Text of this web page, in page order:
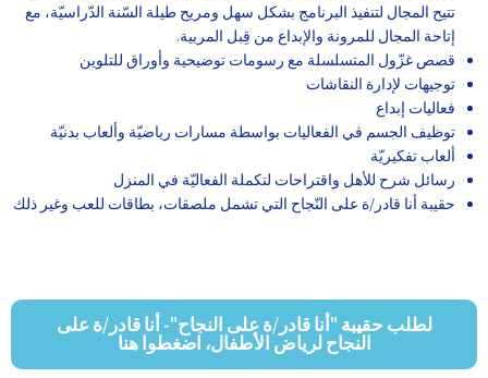
تتيح المجال لتنفيذ البرنامج بشكل سهل ومريح طيلة السّنة الدّراسيّة، مع
إتاحة المجال للمرونة والإبداع من قِبل المربية.
قصص غزّول المتسلسلة مع رسومات توضيحية وأوراق للتلوين
توجيهات لإدارة النقاشات
فعاليات إبداع
توظيف الجسم في الفعاليات بواسطة مسارات رياضيّة وألعاب بدنيّة
ألعاب تفكيريّة
رسائل شرح للأهل واقتراحات لتكملة الفعاليّة في المنزل
حقيبة أنا قادر/ة على النّجاح التي تشمل ملصقات، بطاقات للعب وغير ذلك
لطلب حقيبة "أنا قادر/ة على النجاح"- أنا قادر/ة على
النجاح لرياض الأطفال، اضغطوا هنا